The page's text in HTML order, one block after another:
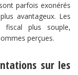
parfois exonérés
avantageux. Les
fiscal plus souple,
perçues.
sur les